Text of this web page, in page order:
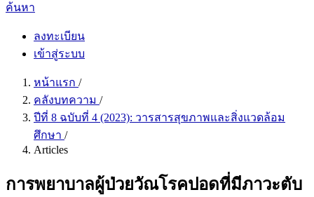
ค้นหา
ลงทะเบียน
เข้าสู่ระบบ
หน้าแรก /
คลังบทความ /
ปีที่ 8 ฉบับที่ 4 (2023): วารสารสุขภาพและสิ่งแวดล้อม
ศึกษา /
Articles
การพยาบาลผู้ป่วยวัณโรคปอดที่มีภาวะตับ